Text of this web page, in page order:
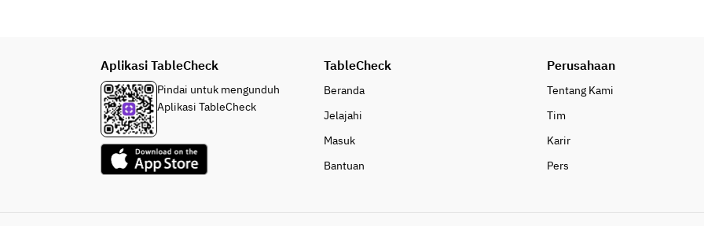
Aplikasi TableCheck
Pindai untuk mengunduh
Aplikasi TableCheck
TableCheck
Beranda
Jelajahi
Masuk
Bantuan
Perusahaan
Tentang Kami
Tim
Karir
Pers